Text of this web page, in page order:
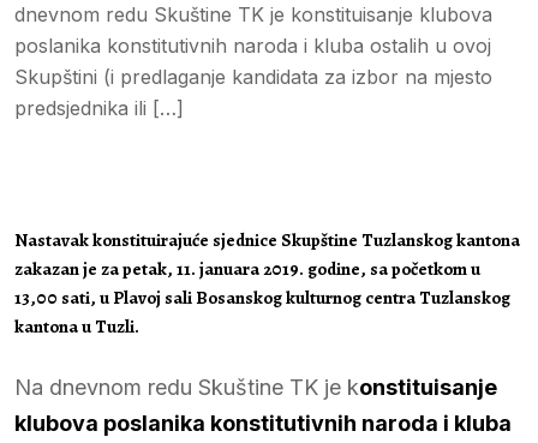
dnevnom redu Skuštine TK je konstituisanje klubova
poslanika konstitutivnih naroda i kluba ostalih u ovoj
Skupštini (i predlaganje kandidata za izbor na mjesto
predsjednika ili […]
Nastavak konstituirajuće sjednice Skupštine Tuzlanskog kantona
zakazan je za petak, 11. januara 2019. godine, sa početkom u
13,00 sati, u Plavoj sali Bosanskog kulturnog centra Tuzlanskog
kantona u Tuzli.
Na dnevnom redu Skuštine TK je konstituisanje
klubova poslanika konstitutivnih naroda i kluba